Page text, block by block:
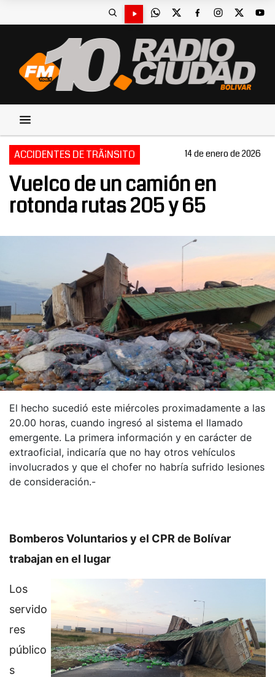
ACCIDENTES DE TRÃ¡NSITO 14 de enero de 2026
Vuelco de un camión en
rotonda rutas 205 y 65
El hecho sucedió este miércoles proximadamente a las
20.00 horas, cuando ingresó al sistema el llamado
emergente. La primera información y en carácter de
extraoficial, indicaría que no hay otros vehículos
involucrados y que el chofer no habría sufrido lesiones
de consideración.-
Bomberos Voluntarios y el CPR de Bolívar
trabajan en el lugar
Los
servido
res
público
s